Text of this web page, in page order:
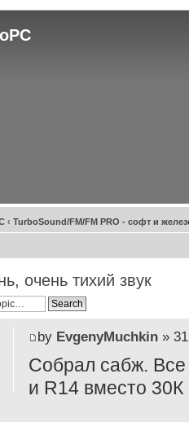
‹ TurboSound/FM/FM PRO - софт и
очень тихий звук
by EvgenyMuchkin» 31
Собрал сабж.
и R14 вместо 30К